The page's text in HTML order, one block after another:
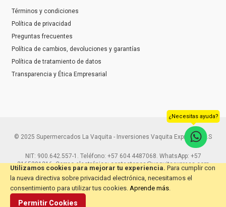
Utilizamos cookies para mejorar tu experiencia. Para cumplir con
la nueva directiva sobre privacidad electrónica, necesitamos el
consentimiento para utilizar tus cookies. Aprende más.
Permitir Cookies
Términos y condiciones
Política de privacidad
Preguntas frecuentes
Política de cambios, devoluciones y garantías
Política de tratamiento de datos
Transparencia y Ética Empresarial
© 2025 Supermercados La Vaquita - Inversiones Vaquita Express S.A.S
NIT: 900.642.557-1. Teléfono: +57 604 4487068. WhatsApp: +57
3165291216. Correo electrónico: contactenos@vaquitaexpress.com
¿Necesitas ayuda?